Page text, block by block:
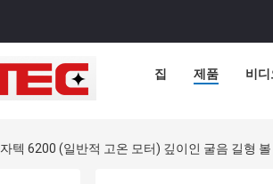
집 제품 비디
자텍 6200 (일반적 고온 모터) 깊이인 굴음 길형